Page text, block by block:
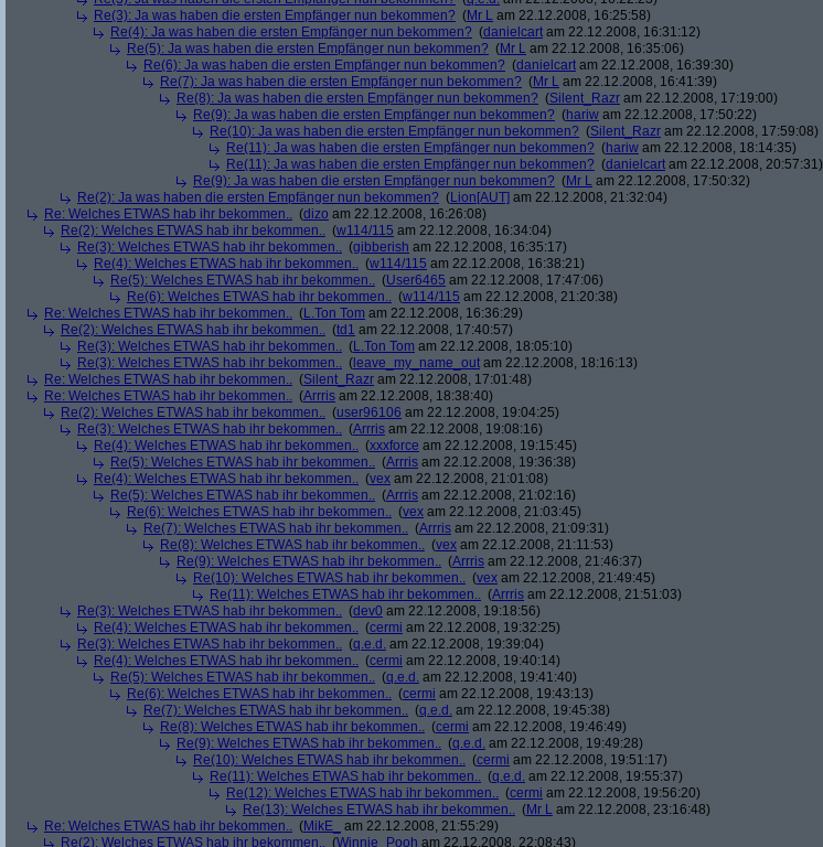
Re(3): Ja was haben die ersten Empfänger nun bekommen? (Mr L am 22.12.2008, 16:25:58)
Re(4): Ja was haben die ersten Empfänger nun bekommen? (danielcart am 22.12.2008, 16:31:12)
Re(5): Ja was haben die ersten Empfänger nun bekommen? (Mr L am 22.12.2008, 16:35:06)
Re(6): Ja was haben die ersten Empfänger nun bekommen? (danielcart am 22.12.2008, 16:39:30)
Re(7): Ja was haben die ersten Empfänger nun bekommen? (Mr L am 22.12.2008, 16:41:39)
Re(8): Ja was haben die ersten Empfänger nun bekommen? (Silent_Razr am 22.12.2008, 17:19:00)
Re(9): Ja was haben die ersten Empfänger nun bekommen? (hariw am 22.12.2008, 17:50:22)
Re(10): Ja was haben die ersten Empfänger nun bekommen? (Silent_Razr am 22.12.2008, 17:59:08)
Re(11): Ja was haben die ersten Empfänger nun bekommen? (hariw am 22.12.2008, 18:14:35)
Re(11): Ja was haben die ersten Empfänger nun bekommen? (danielcart am 22.12.2008, 20:57:31)
Re(9): Ja was haben die ersten Empfänger nun bekommen? (Mr L am 22.12.2008, 17:50:32)
Re(2): Ja was haben die ersten Empfänger nun bekommen? (Lion[AUT] am 22.12.2008, 21:32:04)
Re: Welches ETWAS hab ihr bekommen.. (dizo am 22.12.2008, 16:26:08)
Re(2): Welches ETWAS hab ihr bekommen.. (w114/115 am 22.12.2008, 16:34:04)
Re(3): Welches ETWAS hab ihr bekommen.. (gibberish am 22.12.2008, 16:35:17)
Re(4): Welches ETWAS hab ihr bekommen.. (w114/115 am 22.12.2008, 16:38:21)
Re(5): Welches ETWAS hab ihr bekommen.. (User6465 am 22.12.2008, 17:47:06)
Re(6): Welches ETWAS hab ihr bekommen.. (w114/115 am 22.12.2008, 21:20:38)
Re: Welches ETWAS hab ihr bekommen.. (L.Ton Tom am 22.12.2008, 16:36:29)
Re(2): Welches ETWAS hab ihr bekommen.. (td1 am 22.12.2008, 17:40:57)
Re(3): Welches ETWAS hab ihr bekommen.. (L.Ton Tom am 22.12.2008, 18:05:10)
Re(3): Welches ETWAS hab ihr bekommen.. ( leave_my_name_out am 22.12.2008, 18:16:13)
Re: Welches ETWAS hab ihr bekommen.. (Silent_Razr am 22.12.2008, 17:01:48)
Re: Welches ETWAS hab ihr bekommen.. (Arrris am 22.12.2008, 18:38:40)
Re(2): Welches ETWAS hab ihr bekommen.. (user96106 am 22.12.2008, 19:04:25)
Re(3): Welches ETWAS hab ihr bekommen.. (Arrris am 22.12.2008, 19:08:16)
Re(4): Welches ETWAS hab ihr bekommen.. (xxxforce am 22.12.2008, 19:15:45)
Re(5): Welches ETWAS hab ihr bekommen.. (Arrris am 22.12.2008, 19:36:38)
Re(4): Welches ETWAS hab ihr bekommen.. (vex am 22.12.2008, 21:01:08)
Re(5): Welches ETWAS hab ihr bekommen.. (Arrris am 22.12.2008, 21:02:16)
Re(6): Welches ETWAS hab ihr bekommen.. (vex am 22.12.2008, 21:03:45)
Re(7): Welches ETWAS hab ihr bekommen.. (Arrris am 22.12.2008, 21:09:31)
Re(8): Welches ETWAS hab ihr bekommen.. (vex am 22.12.2008, 21:11:53)
Re(9): Welches ETWAS hab ihr bekommen.. (Arrris am 22.12.2008, 21:46:37)
Re(10): Welches ETWAS hab ihr bekommen.. (vex am 22.12.2008, 21:49:45)
Re(11): Welches ETWAS hab ihr bekommen.. (Arrris am 22.12.2008, 21:51:03)
Re(3): Welches ETWAS hab ihr bekommen.. (dev0 am 22.12.2008, 19:18:56)
Re(4): Welches ETWAS hab ihr bekommen.. (cermi am 22.12.2008, 19:32:25)
Re(3): Welches ETWAS hab ihr bekommen.. (q.e.d. am 22.12.2008, 19:39:04)
Re(4): Welches ETWAS hab ihr bekommen.. (cermi am 22.12.2008, 19:40:14)
Re(5): Welches ETWAS hab ihr bekommen.. (q.e.d. am 22.12.2008, 19:41:40)
Re(6): Welches ETWAS hab ihr bekommen.. (cermi am 22.12.2008, 19:43:13)
Re(7): Welches ETWAS hab ihr bekommen.. (q.e.d. am 22.12.2008, 19:45:38)
Re(8): Welches ETWAS hab ihr bekommen.. (cermi am 22.12.2008, 19:46:49)
Re(9): Welches ETWAS hab ihr bekommen.. (q.e.d. am 22.12.2008, 19:49:28)
Re(10): Welches ETWAS hab ihr bekommen.. (cermi am 22.12.2008, 19:51:17)
Re(11): Welches ETWAS hab ihr bekommen.. (q.e.d. am 22.12.2008, 19:55:37)
Re(12): Welches ETWAS hab ihr bekommen.. (cermi am 22.12.2008, 19:56:20)
Re(13): Welches ETWAS hab ihr bekommen.. (Mr L am 22.12.2008, 23:16:48)
Re: Welches ETWAS hab ihr bekommen.. (MikE_
am 22.12.2008, 21:55:29)
Re(2): Welches ETWAS hab ihr bekommen.. (Winnie_Pooh am 22.12.2008, 22:08:43)